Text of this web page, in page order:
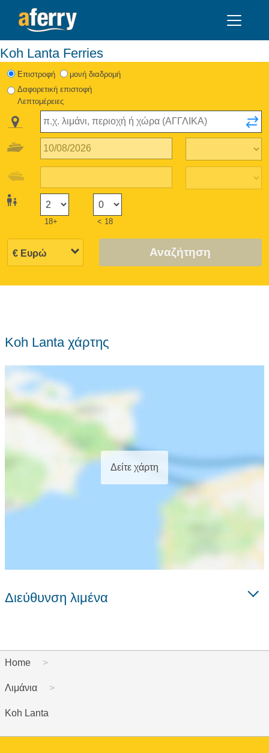
Koh Lanta Ferries
Eπιστροφή
μονή διαδρομή
Δαφορετική επιστοφή
Λεπτομέρειες
18+ < 18
Αναζήτηση
Koh Lanta χάρτης
Δείτε χάρτη
Διεύθυνση λιμένα
Home
Λιμάνια
Koh Lanta